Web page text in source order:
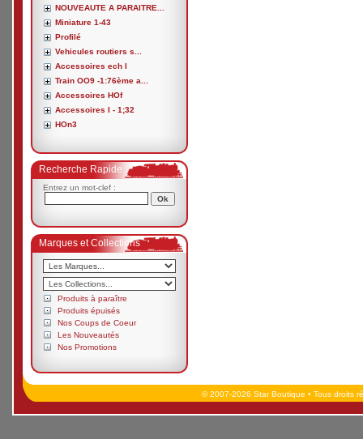
NOUVEAUTE A PARAITRE...
Miniature 1-43
Profilé
Vehicules routiers s...
Accessoires ech I
Train OO9 -1:76ème a...
Accessoires HOf
Accessoires I - 1;32
HOn3
Recherche Rapide
Entrez un mot-clef :
Marques et Collections
Produits à paraître
Produits épuisés
Nos Coups de Coeur
Les Nouveautés
Nos Promotions
© 2007-2026 Star Boutique • Tous droits